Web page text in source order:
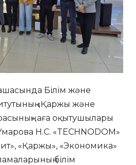
Білім және
«Қаржы және
аға оқытушылары
Н.С. «TECHNODOM»
«Қаржы», «Экономика»
білім